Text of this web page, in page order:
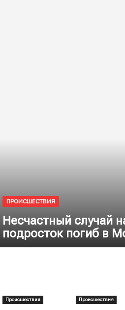
ПРОИСШЕСТВИЯ
Несчастный случай
подросток погиб в
Происшествия Происшествия